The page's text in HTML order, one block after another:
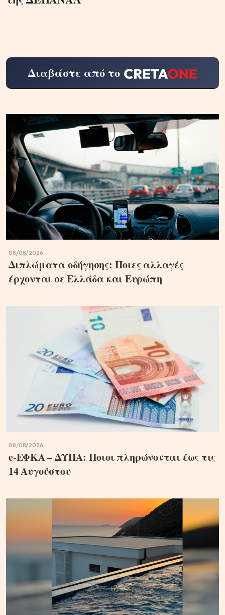
Διαβάστε από το
08/08/2026
Διπλώματα οδήγησης: Ποιες αλλαγές
έρχονται σε Ελλάδα και Ευρώπη
08/08/2026
e-ΕΦΚΑ – ΔΥΠΑ: Ποιοι πληρώνονται έως τις
14 Αυγούστου